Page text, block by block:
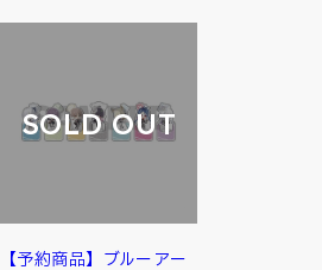
SOLD OUT
【予約商品】ブルーアー